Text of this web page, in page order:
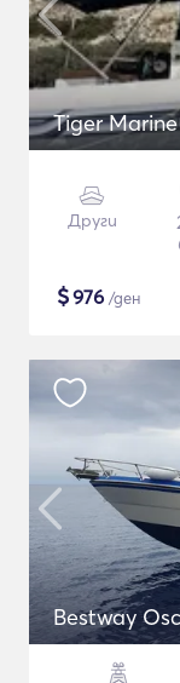
Tiger
Други
$976 /ден
Bestway